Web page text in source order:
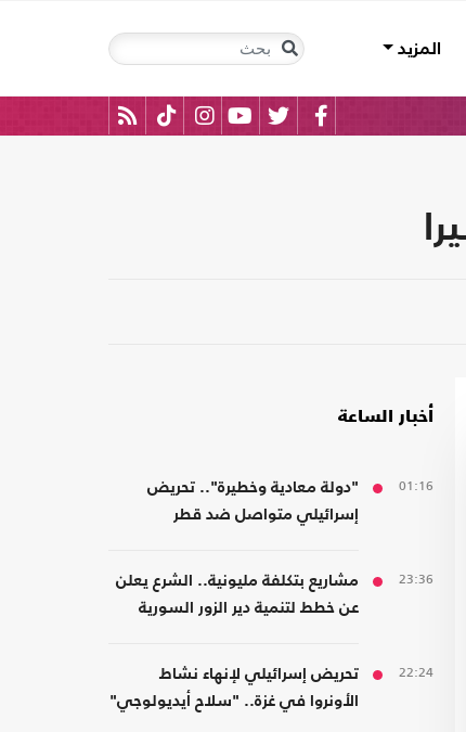
المزيد
أخبار الساعة
01:16
"دولة معادية وخطيرة".. تحريض
إسرائيلي متواصل ضد قطر
23:36
مشاريع بتكلفة مليونية.. الشرع يعلن
عن خطط لتنمية دير الزور السورية
22:24
تحريض إسرائيلي لإنهاء نشاط
الأونروا في غزة.. "سلاح أيديولوجي"